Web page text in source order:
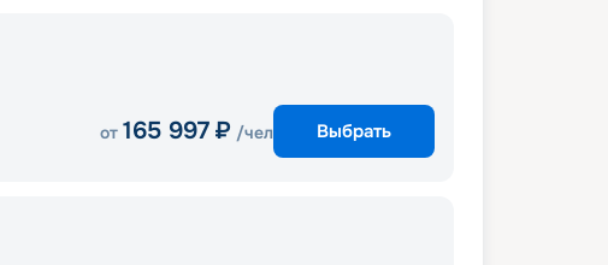
от 165 997 ₽ /чел Выбрать